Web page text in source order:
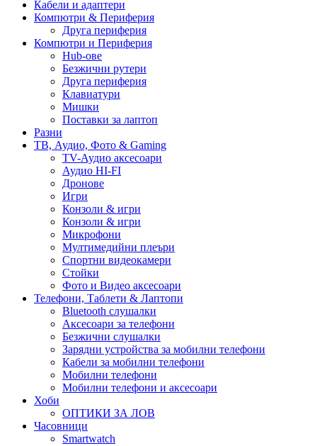
Кабели и адаптери
Компютри & Периферия
Друга периферия
Компютри и Периферия
Hub-ове
Безжични рутери
Друга периферия
Клавиатури
Мишки
Поставки за лаптоп
Разни
ТВ, Аудио, Фото & Gaming
TV-Аудио аксесоари
Аудио HI-FI
Дронове
Игри
Конзоли & игри
Конзоли & игри
Микрофони
Мултимедийни плеъри
Спортни видеокамери
Стойки
Фото и Видео аксесоари
Телефони, Таблети & Лаптопи
Bluetooth слушалки
Аксесоари за телефони
Безжични слушалки
Зарядни устройства за мобилни телефони
Кабели за мобилни телефони
Мобилни телефони
Мобилни телефони и аксесоари
Хоби
ОПТИКИ ЗА ЛОВ
Часовници
Smartwatch